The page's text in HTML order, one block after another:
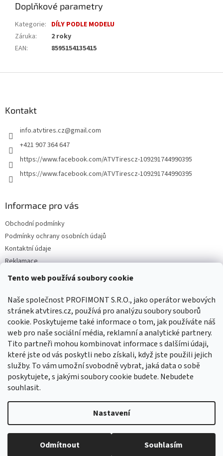
Tento web používá soubory cookie
Naše společnost PROFIMONT S.R.O., jako operátor webových
stránek atvtires.cz, používá pro analýzu soubory souborů
cookie. Poskytujeme také informace o tom, jak používáte náš
web pro naše sociální média, reklamní a analytické partnery.
Tito partneři mohou kombinovat informace s dalšími údaji,
které jste od vás poskytli nebo získali, když jste použili jejich
služby. To vám umožní svobodně vybrat, jaká data o sobě
poskytujete, s jakými soubory cookie budete. Nebudete
souhlasit.
Nastavení
Odmítnout Souhlasím
Doplňkové parametry
Kategorie: DÍLY PODLE MODELU
Záruka:
2 roky
EAN: 8595154135415
Kontakt
info.atvtires.cz@gmail.com
+421 907 364 647
https://www.facebook.com/ATVTirescz-109291744990395
https://www.facebook.com/ATVTirescz-109291744990395
Informace pro vás
Obchodní podmínky
Podmínky ochrany osobních údajů
Kontaktní údaje
Reklamace
Facebook
Copyright 2026ATVTIRES.CZ. Všechna práva vyhrazena.Upravit